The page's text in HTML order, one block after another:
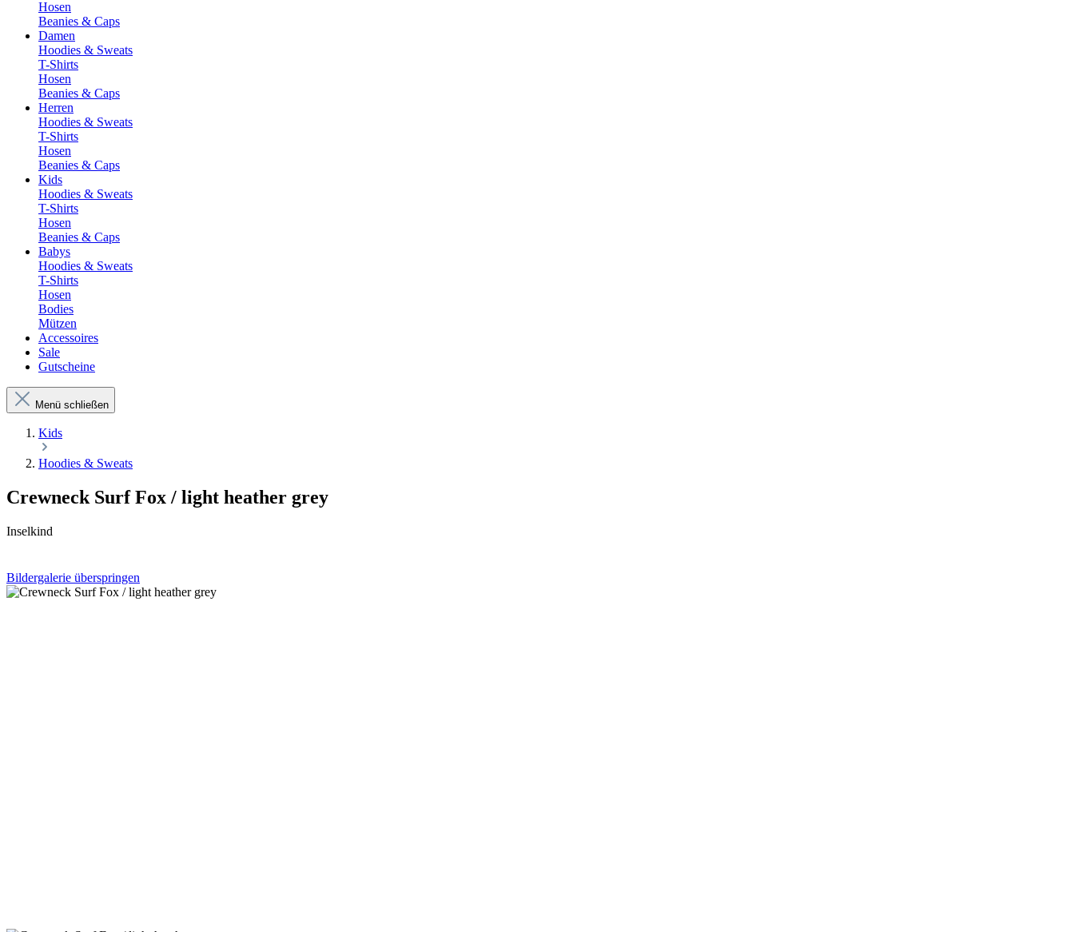
Hosen
Beanies & Caps
Damen
Hoodies & Sweats
T-Shirts
Hosen
Beanies & Caps
Herren
Hoodies & Sweats
T-Shirts
Hosen
Beanies & Caps
Kids
Hoodies & Sweats
T-Shirts
Hosen
Beanies & Caps
Babys
Hoodies & Sweats
T-Shirts
Hosen
Bodies
Mützen
Accessoires
Sale
Gutscheine
Menü schließen
Kids
Hoodies & Sweats
Crewneck Surf Fox / light heather grey
Inselkind
Bildergalerie überspringen